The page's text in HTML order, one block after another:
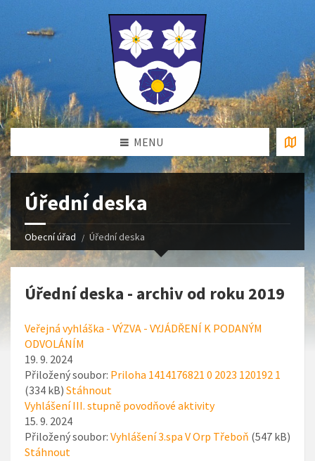
MENU
Úřední deska
Obecní úřad Úřední deska
Úřední deska - archiv od roku 2019
Veřejná vyhláška - VÝZVA - VYJÁDŘENÍ K PODANÝM
ODVOLÁNÍM
19. 9. 2024
Přiložený soubor: Priloha 1414176821 0 2023 120192 1
(334 kB) Stáhnout
Vyhlášení III. stupně povodňové aktivity
15. 9. 2024
Přiložený soubor: Vyhlášení 3.spa V Orp Třeboň (547 kB)
Stáhnout